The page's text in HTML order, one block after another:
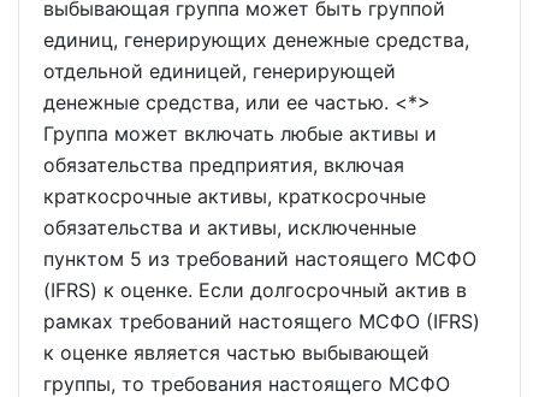
выбывающая группа может быть группой
единиц, генерирующих денежные средства,
отдельной единицей, генерирующей
денежные средства, или ее частью. <*>
Группа может включать любые активы и
обязательства предприятия, включая
краткосрочные активы, краткосрочные
обязательства и активы, исключенные
пунктом 5 из требований настоящего МСФО
(IFRS) к оценке. Если долгосрочный актив в
рамках требований настоящего МСФО (IFRS)
к оценке является частью выбывающей
группы, то требования настоящего МСФО